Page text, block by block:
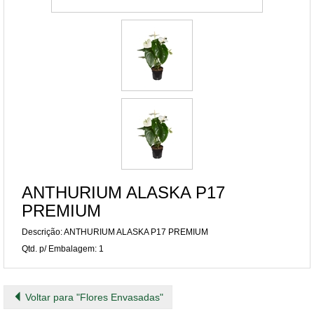
ANTHURIUM ALASKA P17
PREMIUM
Descrição: ANTHURIUM ALASKA P17 PREMIUM
Qtd. p/ Embalagem: 1
Voltar para "Flores Envasadas"